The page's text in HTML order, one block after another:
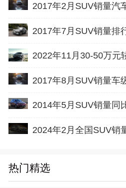
2017年7月SUV销量排
2022年11月30-50万元
2014年5月SUV销量同
2024年2月全国SUV销
热门精选